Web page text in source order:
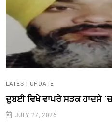
LATEST UPDATE
ਦੁਬਈ ਵਿਖੇ ਵਾਪਰੇ ਸੜਕ ਹਾਦਸੇ `ਚ
JULY 27, 2026